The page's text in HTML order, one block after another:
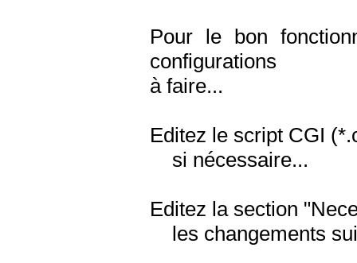
Pour le bon
configurations
à faire...
Editez le script CGI
si nécessaire...
Editez la section
les changements